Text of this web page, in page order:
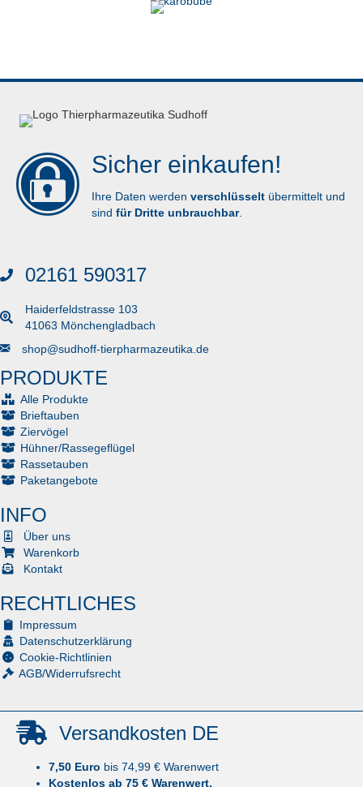
Sicher einkaufen!
Ihre Daten werden verschlüsselt übermittelt und
sind für Dritte unbrauchbar.
02161 590317
Haiderfeldstrasse 103
41063 Mönchengladbach
Senden Sie uns eine E-Mail
shop@sudhoff-tierpharmazeutika.de
PRODUKTE
Alle Produkte
Brieftauben
Ziervögel
Hühner/Rassegeflügel
Rassetauben
Paketangebote
INFO
Über uns
Warenkorb
Kontakt
RECHTLICHES
Impressum
Datenschutzerklärung
Cookie-Richtlinien
AGB/Widerrufsrecht
Versandkosten DE
7,50 Euro bis 74,99 € Warenwert
Kostenlos ab 75 € Warenwert.